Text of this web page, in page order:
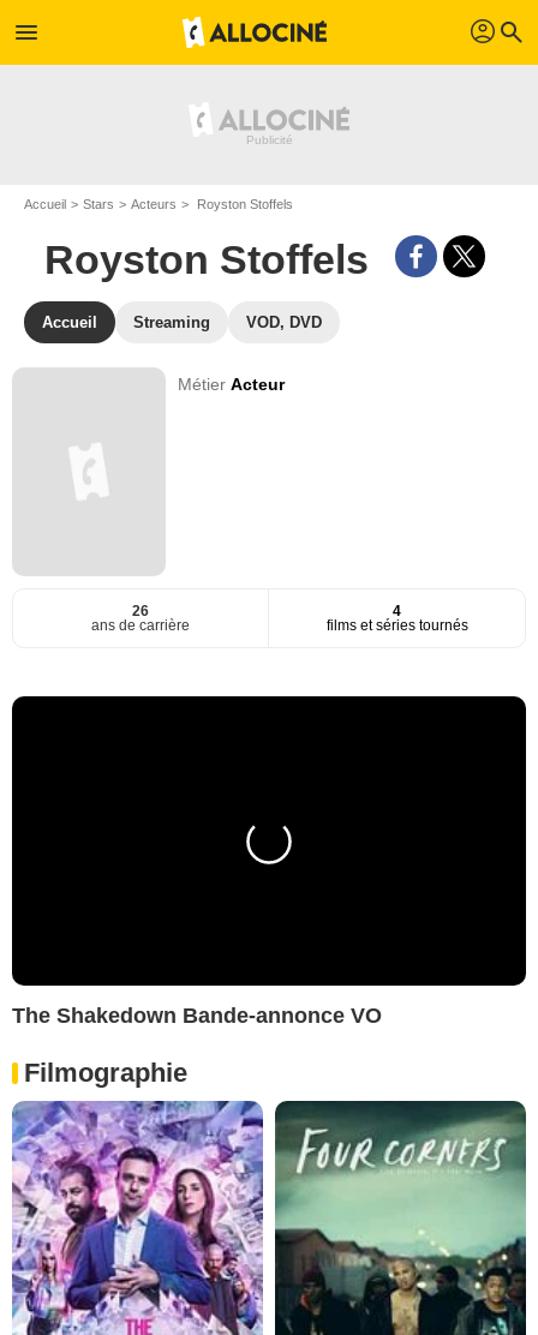
menu profil search
Accueil Stars Acteurs Royston Stoffels
Royston Stoffels
Accueil Streaming VOD, DVD
MétierActeur
26
ans de carrière
4
films et séries tournés
The Shakedown Bande-annonce VO
Filmographie